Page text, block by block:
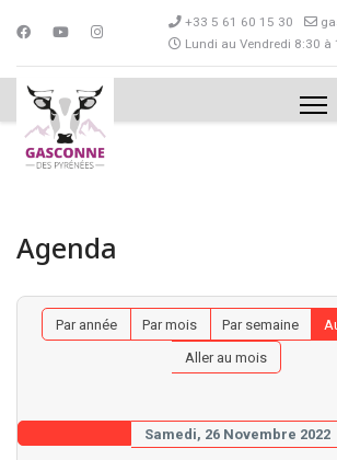
+33 5 61 60 15 30
Lundi au Vendredi 8:30
Agenda
Par année Par mois Par semaine
Aller au mois
Samedi, 26 Novembre 2022